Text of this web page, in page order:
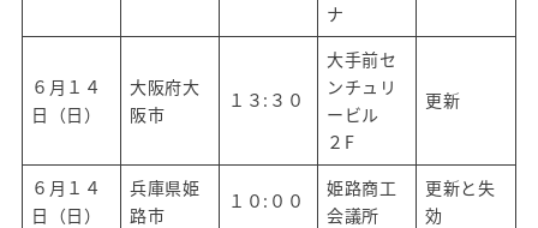
ナ
６月１４
日（日）
大阪府大
阪市
１３:３０
大手前セ
ンチュリ
ービル
２F
更新
６月１４
日（日）
兵庫県姫
路市
１０:００
姫路商工
会議所
更新と失
効